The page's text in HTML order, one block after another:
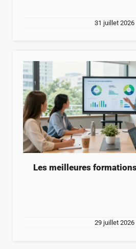
31 juillet 2026
Les meilleures
29 juillet 2026